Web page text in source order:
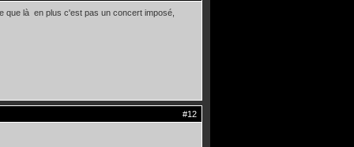
que là en plus c'est pas un concert imposé,
#12